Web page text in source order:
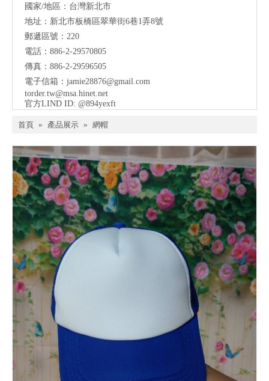
國家/地區：台灣新北市
地址：新北市板橋區翠華街6巷1弄8號
郵遞區號：220
電話：886-2-29570805
傳真：886-2-29596505
電子信箱： jamie28876@gmail.com
torder.tw@msa.hinet.net
官方LIND ID: @894yexft
首頁 » 產品展示 » 網帽